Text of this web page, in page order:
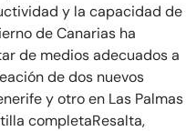
y la capacidad de
de Canarias ha
de medios adecuados a
de dos nuevos
y otro en Las Palmas
completaResalta,